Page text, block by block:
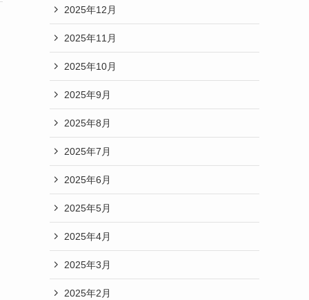
2025年12月
2025年11月
2025年10月
2025年9月
2025年8月
2025年7月
2025年6月
2025年5月
2025年4月
2025年3月
2025年2月